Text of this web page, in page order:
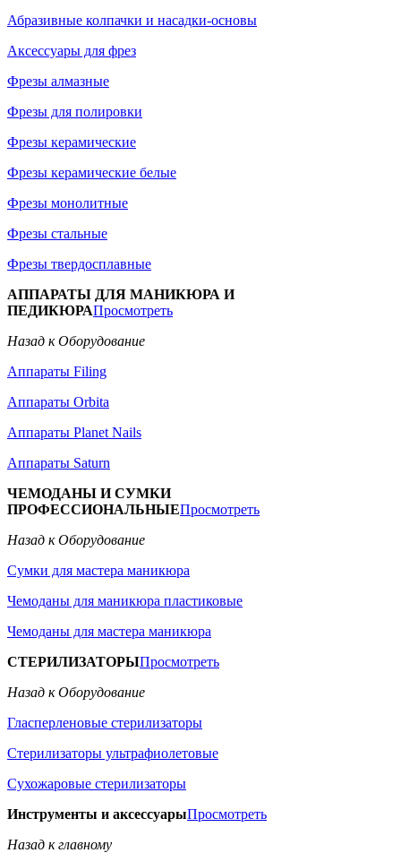
Абразивные колпачки и насадки-основы
Аксессуары для фрез
Фрезы алмазные
Фрезы для полировки
Фрезы керамические
Фрезы керамические белые
Фрезы монолитные
Фрезы стальные
Фрезы твердосплавные
АППАРАТЫ ДЛЯ МАНИКЮРА И
ПЕДИКЮРАПросмотреть
Назад к Оборудование
Аппараты Filing
Аппараты Orbita
Аппараты Planet Nails
Аппараты Saturn
ЧЕМОДАНЫ И СУМКИ
ПРОФЕССИОНАЛЬНЫЕПросмотреть
Назад к Оборудование
Сумки для мастера маникюра
Чемоданы для маникюра пластиковые
Чемоданы для мастера маникюра
СТЕРИЛИЗАТОРЫПросмотреть
Назад к Оборудование
Гласперленовые стерилизаторы
Стерилизаторы ультрафиолетовые
Сухожаровые стерилизаторы
Инструменты и аксессуарыПросмотреть
Назад к главному